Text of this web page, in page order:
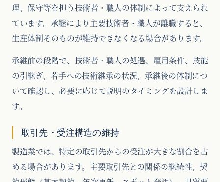
理、保守等を担う技術者・職人の体制によって支えられ
ています。承継により主要技術者・職人が離職すると、
生産体制そのものが維持できなくなる場合があります。
承継前の段階で、技術者・職人の処遇、雇用条件、技能
の引継ぎ、若手への技術継承の状況、承継後の体制につ
いて確認し、必要に応じて説明のタイミングを設計しま
す。
取引先・受注構造の維持
製造業では、特定の取引先からの受注が大きな割合を占
める場合があります。主要取引先との関係の継続性、契